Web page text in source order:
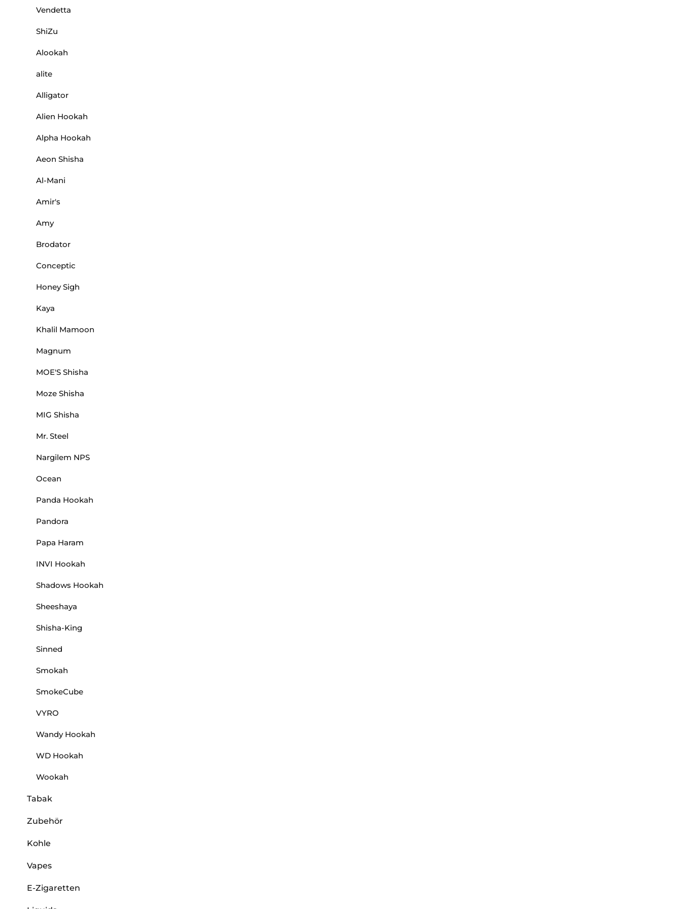
Vendetta
ShiZu
Alookah
alite
Alligator
Alien Hookah
Alpha Hookah
Aeon Shisha
Al-Mani
Amir's
Amy
Brodator
Conceptic
Honey Sigh
Kaya
Khalil Mamoon
Magnum
MOE'S Shisha
Moze Shisha
MIG Shisha
Mr. Steel
Nargilem NPS
Ocean
Panda Hookah
Pandora
Papa Haram
INVI Hookah
Shadows Hookah
Sheeshaya
Shisha-King
Sinned
Smokah
SmokeCube
VYRO
Wandy Hookah
WD Hookah
Wookah
Tabak
Zubehör
Kohle
Vapes
E-Zigaretten